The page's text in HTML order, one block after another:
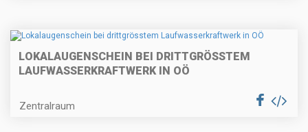
LOKALAUGENSCHEIN BEI DRITTGRÖSSTEM
LAUFWASSERKRAFTWERK IN OÖ
Zentralraum